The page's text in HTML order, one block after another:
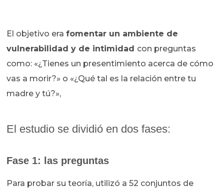
El objetivo erafomentar un ambiente de
vulnerabilidad y de intimidad con preguntas
como: «¿Tienes un presentimiento acerca de cómo
vas a morir?» o «¿Qué tal es la relación entre tu
madre y tú?»,
El estudio se dividió en dos fases:
Fase 1: las preguntas
Para probar su teoría, utilizó a 52 conjuntos de